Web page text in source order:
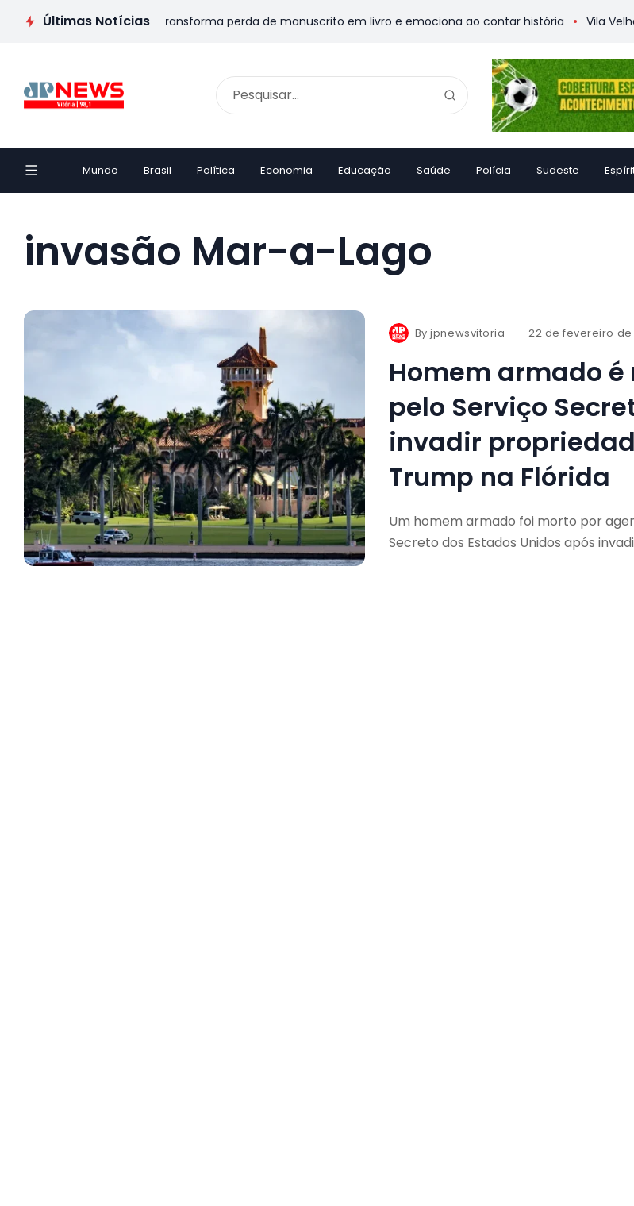
Últimas Notícias
Escritor capixaba transforma perda de manuscrito em livro e emociona ao contar história Vila Velha
Mundo Brasil Política Economia Educação Saúde Polícia Sudeste
invasão Mar-a-Lago
Byjpnewsvitoria 22 de fevereiro de
Homem armado é
pelo Serviço
invadir
Trump na Flórida
Um homem armado foi morto por
Secreto dos Estados Unidos após